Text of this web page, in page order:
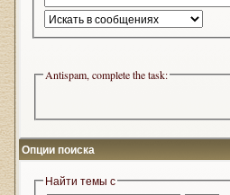
Antispam, complete the task:
Опции поиска
Найти темы с